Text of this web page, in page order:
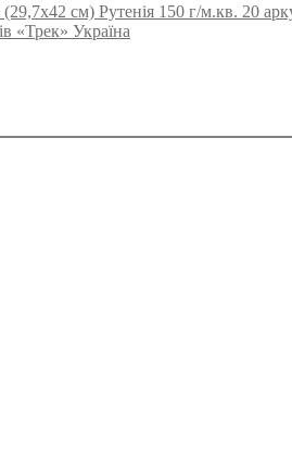
см) Рутенія 150 г/м.кв. 20
«Трек» Україна